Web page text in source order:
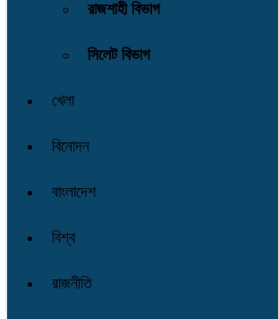
রাজশাহী বিভাগ
সিলেট বিভাগ
খেলা
বিনোদন
বাংলাদেশ
বিশ্ব
রাজনীতি